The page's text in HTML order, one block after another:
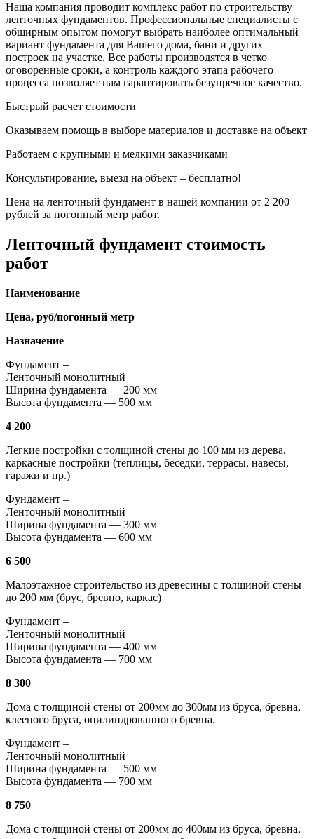
Наша компания проводит комплекс работ по строительству
ленточных фундаментов. Профессиональные специалисты с
обширным опытом помогут выбрать наиболее оптимальный
вариант фундамента для Вашего дома, бани и других
построек на участке. Все работы производятся в четко
оговоренные сроки, а контроль каждого этапа рабочего
процесса позволяет нам гарантировать безупречное качество.
Быстрый расчет стоимости
Оказываем помощь в выборе материалов и доставке на объект
Работаем с крупными и мелкими заказчиками
Консультирование, выезд на объект – бесплатно!
Цена на ленточный фундамент в нашей компании от 2 200
рублей за погонный метр работ.
Ленточный фундамент стоимость
работ
Наименование
Цена, руб/погонный метр
Назначение
Фундамент –
Ленточный монолитный
Ширина фундамента — 200 мм
Высота фундамента — 500 мм
4 200
Легкие постройки с толщиной стены до 100 мм из дерева,
каркасные постройки (теплицы, беседки, террасы, навесы,
гаражи и пр.)
Фундамент –
Ленточный монолитный
Ширина фундамента — 300 мм
Высота фундамента — 600 мм
6 500
Малоэтажное строительство из древесины с толщиной стены
до 200 мм (брус, бревно, каркас)
Фундамент –
Ленточный монолитный
Ширина фундамента — 400 мм
Высота фундамента — 700 мм
8 300
Дома с толщиной стены от 200мм до 300мм из бруса, бревна,
клееного бруса, оцилиндрованного бревна.
Фундамент –
Ленточный монолитный
Ширина фундамента — 500 мм
Высота фундамента — 700 мм
8 750
Дома с толщиной стены от 200мм до 400мм из бруса, бревна,